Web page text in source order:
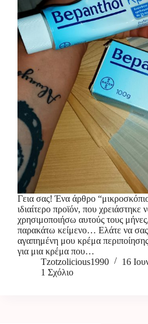
Γεια σας! Ένα άρθρο
ιδιαίτερο προϊόν, που χρειάστηκε
χρησιμοποιήσω αυτούς τους μήνες,
παρακάτω κείμενο… Ελάτε να
αγαπημένη μου κρέμα
για μια κρέμα που…
Tzotzolicious1990
16
1 Σχόλιο